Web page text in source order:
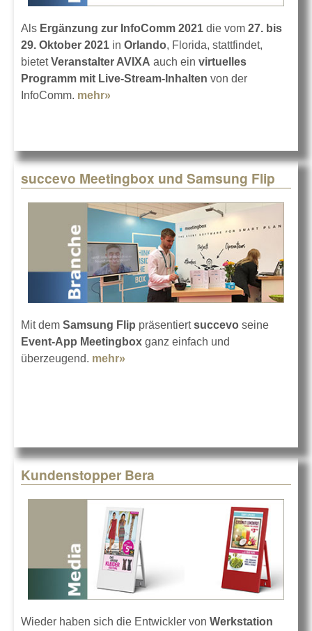
Als Ergänzung zur InfoComm 2021 die vom 27. bis
29. Oktober 2021 in Orlando, Florida, stattfindet,
bietetVeranstalter AVIXA auch ein virtuelles
Programm mit Live-Stream-Inhalten von der
InfoComm. mehr»
succevo Meetingbox und Samsung Flip
Mit dem Samsung Flip präsentiertsuccevo seine
Event-App Meetingbox ganz einfach und
überzeugend. mehr»
Kundenstopper Bera
Wieder haben sich die Entwickler von Werkstation